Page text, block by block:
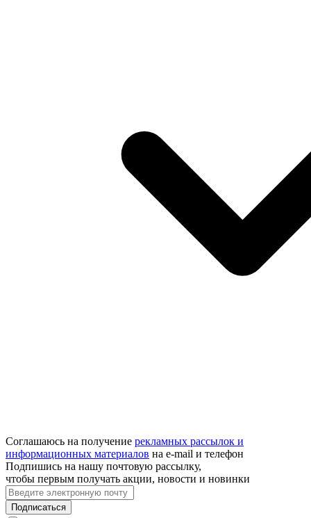
Соглашаюсь на получение рекламных рассылок и
информационных материалов на e‑mail и телефон
Подпишись на нашу почтовую рассылку,
чтобы первым получать акции, новости и новинки
Подписаться